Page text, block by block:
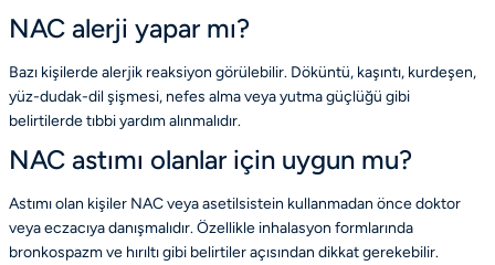
NAC alerji yapar mı?
Bazı kişilerde alerjik reaksiyon görülebilir. Döküntü, kaşıntı, kurdeşen,
yüz-dudak-dil şişmesi, nefes alma veya yutma güçlüğü gibi
belirtilerde tıbbi yardım alınmalıdır.
NAC astımı olanlar için uygun mu?
Astımı olan kişiler NAC veya asetilsistein kullanmadan önce doktor
veya eczacıya danışmalıdır. Özellikle inhalasyon formlarında
bronkospazm ve hırıltı gibi belirtiler açısından dikkat gerekebilir.